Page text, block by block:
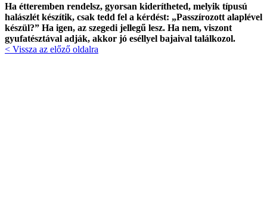
Ha étteremben rendelsz, gyorsan kiderítheted, melyik típusú
halászlét készítik, csak tedd fel a kérdést: „Passzírozott alaplével
készül?” Ha igen, az szegedi jellegű lesz. Ha nem, viszont
gyufatésztával adják, akkor jó eséllyel bajaival találkozol.
< Vissza az előző oldalra